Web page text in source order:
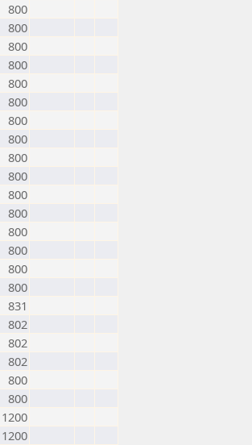
800
800
800
800
800
800
800
800
800
800
800
800
800
800
800
800
831
802
802
802
800
800
1200
1200